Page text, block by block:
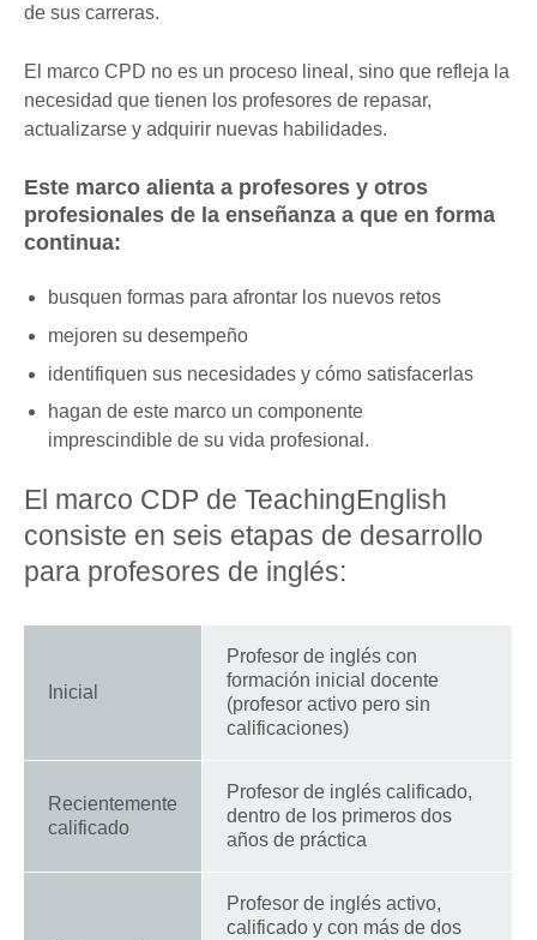
de sus carreras.
El marco CPD no es un proceso lineal, sino que refleja la
necesidad que tienen los profesores de repasar,
actualizarse y adquirir nuevas habilidades.
Este marco alienta a profesores y otros
profesionales de la enseñanza a que en forma
continua:
busquen formas para afrontar los nuevos retos
mejoren su desempeño
identifiquen sus necesidades y cómo satisfacerlas
hagan de este marco un componente
imprescindible de su vida profesional.
El marco CDP de TeachingEnglish
consiste en seis etapas de desarrollo
para profesores de inglés:
Inicial
Profesor de inglés con
formación inicial docente
(profesor activo pero sin
calificaciones)
Recientemente
calificado
Profesor de inglés calificado,
dentro de los primeros dos
años de práctica
Profesor de inglés activo,
calificado y con más de dos